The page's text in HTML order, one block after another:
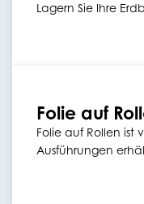
Lagern Sie Ihre
Folie auf
Folie auf Rollen ist
Ausführungen